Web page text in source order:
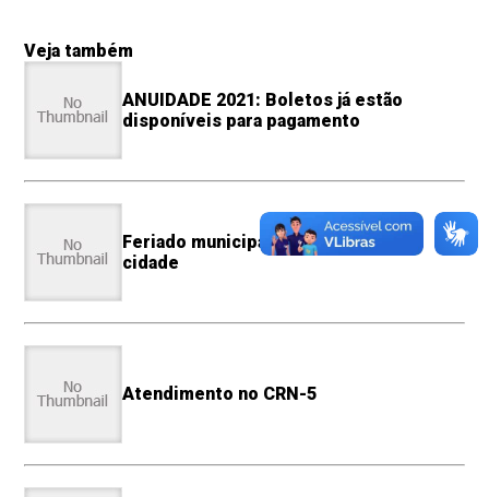
Veja também
ANUIDADE 2021: Boletos já estão
disponíveis para pagamento
Feriado municipal do aniversário da
cidade
Atendimento no CRN-5